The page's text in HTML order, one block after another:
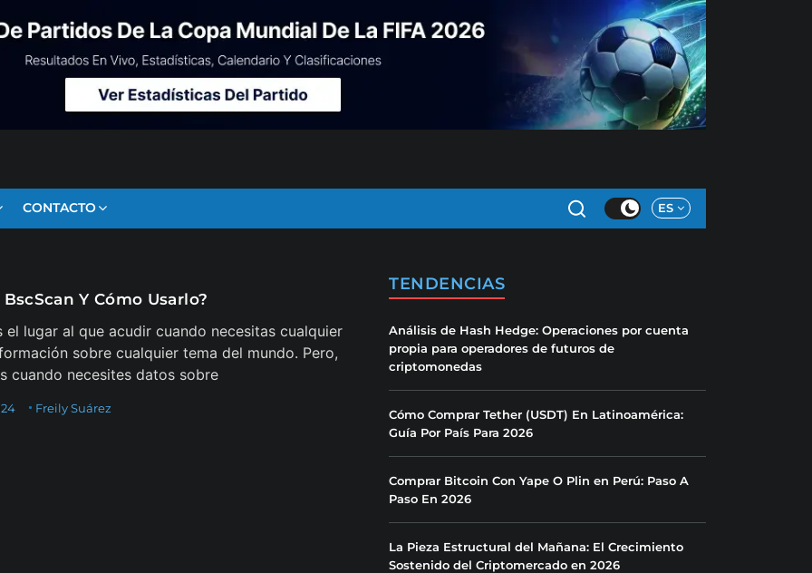
CONTACTO ES
BscScan Y Cómo Usarlo?
el lugar al que acudir cuando necesitas cualquier
sobre cualquier tema del mundo. Pero,
cuando necesites datos sobre
Freily Suárez
TENDENCIAS
Análisis de Hash Hedge: Operaciones por cuenta
propia para operadores de futuros de
criptomonedas
Cómo Comprar Tether (USDT) En Latinoamérica:
Guía Por País Para 2026
Comprar Bitcoin Con Yape O Plin en Perú: Paso A
Paso En 2026
La Pieza Estructural del Mañana: El Crecimiento
Sostenido del Criptomercado en 2026